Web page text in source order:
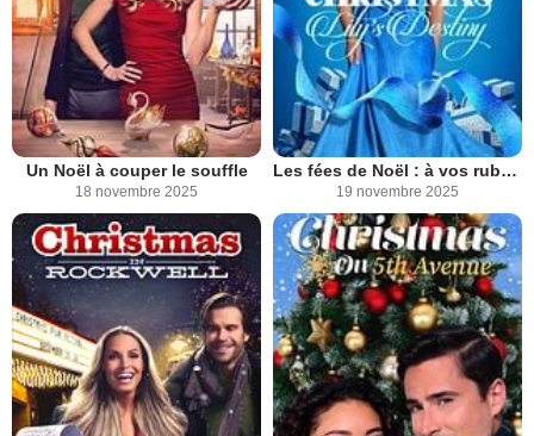
Un Noël à couper le souffle
18 novembre 2025
Les fées de Noël : à vos rubans !
19 novembre 2025